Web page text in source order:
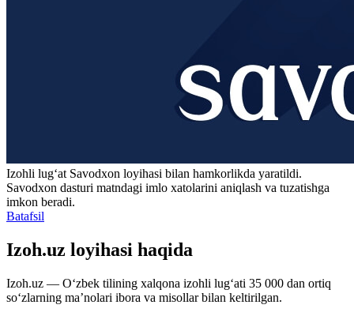
Izohli lugʻat Savodxon loyihasi bilan hamkorlikda yaratildi.
Savodxon dasturi matndagi imlo xatolarini aniqlash va tuzatishga
imkon beradi.
Batafsil
Izoh.uz loyihasi haqida
Izoh.uz — O‘zbek tilining xalqona izohli lug‘ati 35 000 dan ortiq
so‘zlarning ma’nolari ibora va misollar bilan keltirilgan.